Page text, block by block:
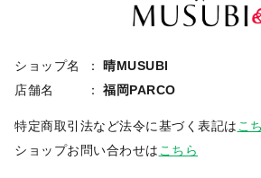
ショップ名
晴MUSUBI
店舗名
福岡PARCO
特定商取引法など法令に基づく表記は こ
ショップお問い合わせは こちら